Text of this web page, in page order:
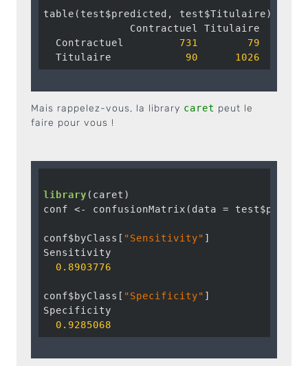
table(test$predicted, test$Titulaire)
              Contractuel Titulaire
  Contractuel
731
79
  Titulaire
90 1026
Mais rappelez-vous, la library caret peut le
faire pour vous !
library (caret)
conf <- confusionMatrix(data =
conf$byClass[ "Sensitivity" ]
Sensitivity
0.8903776
conf$byClass[ "Specificity" ]
Specificity
0.9285068